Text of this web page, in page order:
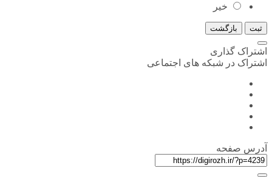
خیر
ثبت بازگشت
اشتراک گذاری
اشتراک در شبکه های اجتماعی
آدرس صفحه